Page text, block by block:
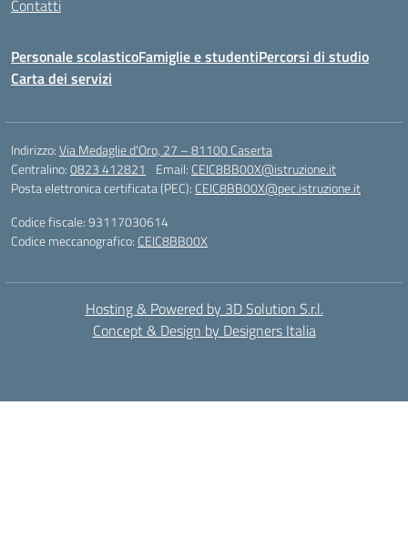
Contatti
Personale scolasticoFamiglie e studentiPercorsi di studio
Carta dei servizi
Indirizzo:Via Medaglie d'Oro, 27 – 81100 Caserta
Centralino:0823 412821 Email: CEIC8BB00X@istruzione.it
Posta elettronica certificata (PEC): CEIC8BB00X@pec.istruzione.it
Codice fiscale: 93117030614
Codice meccanografico: CEIC8BB00X
Hosting & Powered by 3D Solution S.r.l.
Concept & Design by Designers Italia